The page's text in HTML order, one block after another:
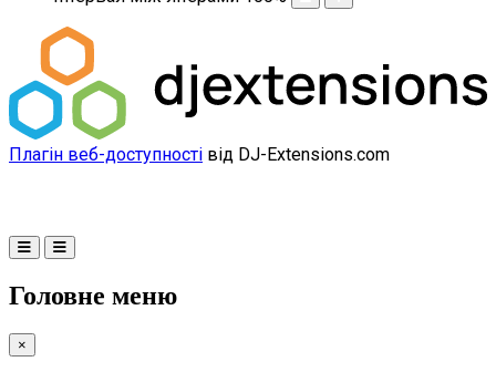
Плагін веб-доступності від DJ-Extensions.com
Головне меню
×